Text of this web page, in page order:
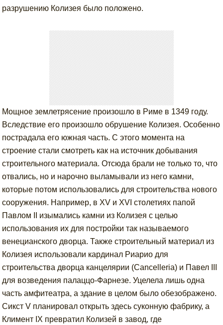
разрушению Колизея было положено.
Мощное землетрясение произошло в Риме в 1349 году.
Вследствие его произошло обрушение Колизея. Особенно
пострадала его южная часть. С этого момента на
строение стали смотреть как на источник добывания
строительного материала. Отсюда брали не только то, что
отвались, но и нарочно выламывали из него камни,
которые потом использовались для строительства нового
сооружения. Например, в XV и XVI столетиях папой
Павлом II изымались камни из Колизея с целью
использования их для постройки так называемого
венецианского дворца. Также строительный материал из
Колизея использовали кардинал Риарио для
строительства дворца канцелярии (Cancelleria) и Павел III
для возведения палаццо-Фарнезе. Уцелела лишь одна
часть амфитеатра, а здание в целом было обезображено.
Сикст V планировал открыть здесь суконную фабрику, а
Климент IX превратил Колизей в завод, где